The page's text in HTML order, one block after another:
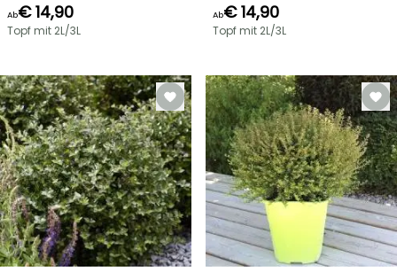
Ab€ 14,90
Topf mit 2L/3L
Ab€ 14,90
Topf mit 2L/3L